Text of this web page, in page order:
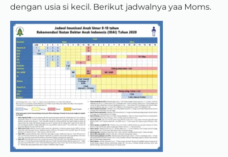
dengan usia si kecil. Berikut jadwalnya yaa Moms.